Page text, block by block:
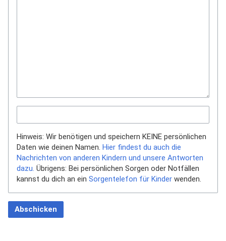
Hinweis: Wir benötigen und speichern KEINE persönlichen
Daten wie deinen Namen. Hier findest du auch die
Nachrichten von anderen Kindern und unsere Antworten
dazu. Übrigens: Bei persönlichen Sorgen oder Notfällen
kannst du dich an ein Sorgentelefon für Kinder wenden.
Abschicken